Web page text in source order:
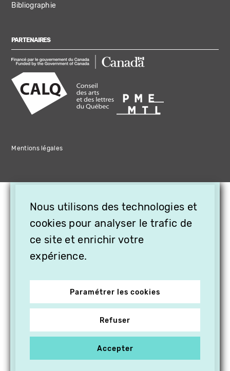
Bibliographie
PARTENAIRES
Mentions légales
Nous utilisons des technologies et
cookies pour analyser le trafic de
ce site et enrichir votre
expérience.
Paramétrer les cookies
Refuser
Accepter
OFFREZ LA VIDÉO EN
CADEAU, ABONNEZ VOS
PROCHES À VITHÈQUE !